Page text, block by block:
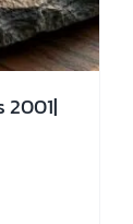
2001|